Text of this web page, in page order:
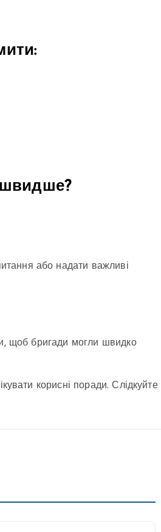
швидше?
або надати важливі
щоб бригади могли швидко
корисні поради. Слідкуйте